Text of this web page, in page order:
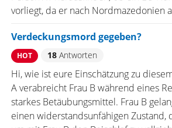
vorliegt, da er nach Nordmazedonien
Verdeckungsmord gegeben?
HOT 18Antworten
Hi, wie ist eure Einschätzung zu
A verabreicht Frau B während eines
starkes Betäubungsmittel. Frau B
einen widerstandsunfähigen Zustand,